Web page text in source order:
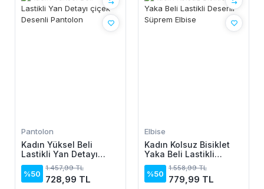
Pantolon
Kadın Yüksel Beli
Lastikli Yan Detayı
çiçek Desenli Pantolon
%50
1.457,99 TL
728,99 TL
Elbise
Kadın Kolsuz Bisiklet
Yaka Beli Lastikli
Desenli Süprem Elbise
%50
1.558,99 TL
779,99 TL